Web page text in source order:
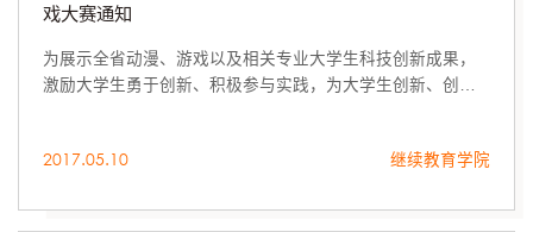
戏大赛通知
为展示全省动漫、游戏以及相关专业大学生科技创新成果，
激励大学生勇于创新、积极参与实践，为大学生创新、创
赛。一、大赛组织机构主办单位：山东省科学技术协会中共
员会山东省经济和信息化委员会山东省教育厅山东省人力资
2017.05.10 继续教育学院